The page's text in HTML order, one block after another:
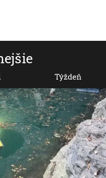
Týždeň